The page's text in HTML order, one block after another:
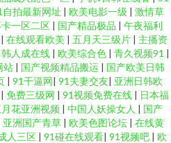
自拍最新网址 | 欧美电影一级 | 激情草
一区二区 | 国产精品极品 | 午夜福利
| 在线观看欧美 | 五月天三级片 | 主播资
人成在线 | 欧美综合色 | 青久视频91 |
站 | 国产视频精品搬运 | 国产欧美日韩
| 91干逼网| 91夫妻交友| 亚洲日韩欧
| 免费三级网 | 91视频免费在线 | 日本福
花亚洲视频 | 中国人妖操女人 | 国产
亚洲国产青草 | 欧美色图论坛 | 在线黄
人三区 | 91碰在线观看| 91视频吧 | 欧